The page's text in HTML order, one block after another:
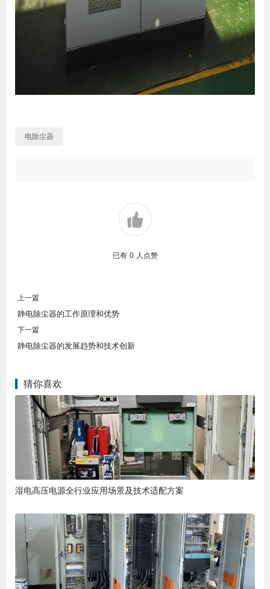
电除尘器
已有 0 人点赞
上一篇
静电除尘器的工作原理和优势
下一篇
静电除尘器的发展趋势和技术创新
猜你喜欢
湿电高压电源全行业应用场景及技术适配方案